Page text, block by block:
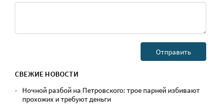
СВЕЖИЕ НОВОСТИ
Ночной разбой на Петровского: трое парней избивают
прохожих и требуют деньги